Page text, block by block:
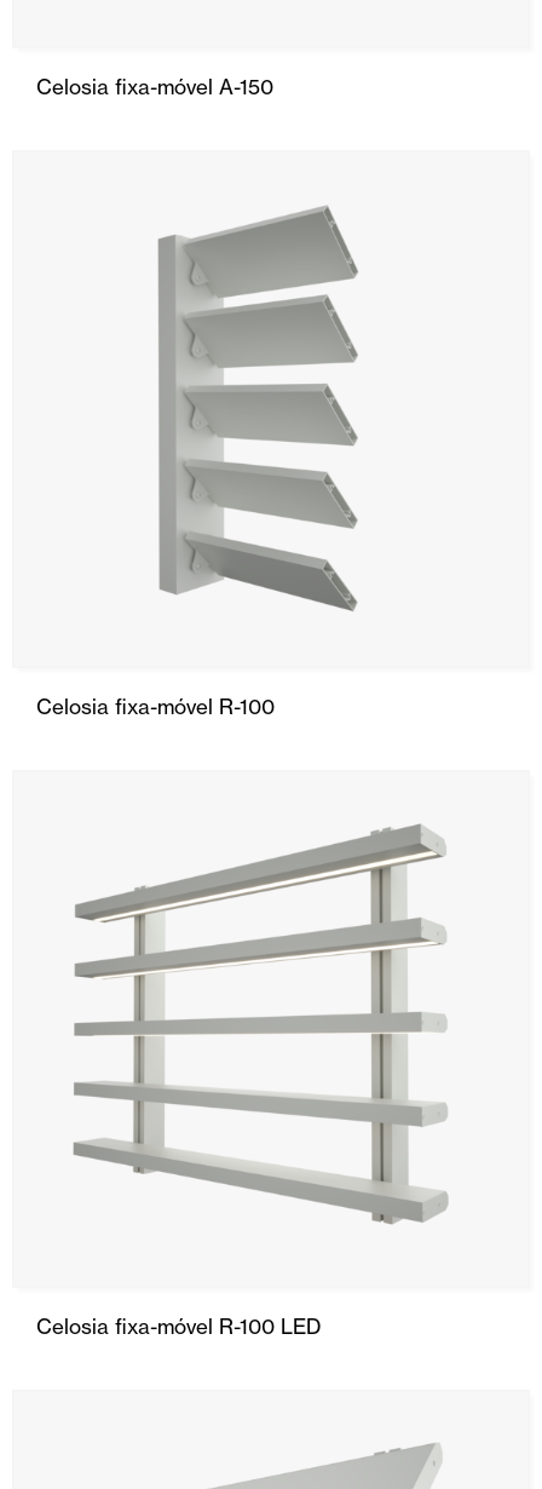
Celosia fixa-móvel A-150
Celosia fixa-móvel R-100
Celosia fixa-móvel R-100 LED